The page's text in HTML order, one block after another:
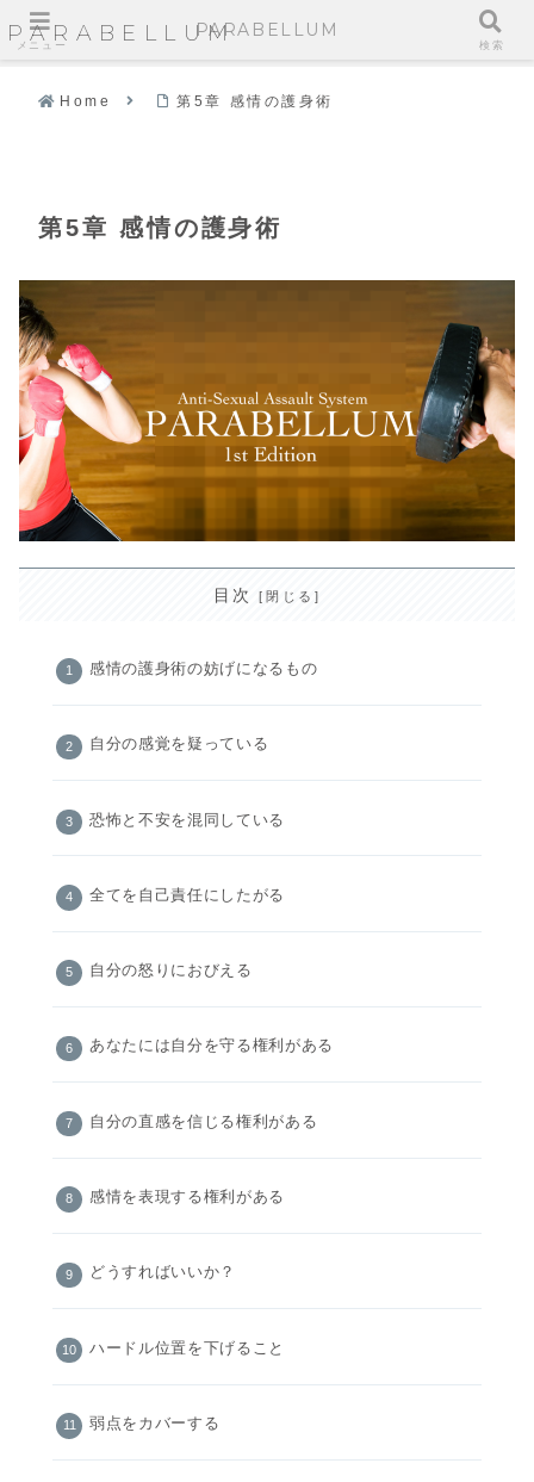
PARABELLUM
Home 第5章 感情の護身術
第5章 感情の護身術
目次
感情の護身術の妨げになるもの
自分の感覚を疑っている
恐怖と不安を混同している
全てを自己責任にしたがる
自分の怒りにおびえる
あなたには自分を守る権利がある
自分の直感を信じる権利がある
感情を表現する権利がある
どうすればいいか？
ハードル位置を下げること
弱点をカバーする
メニュー
PARABELLUM
検索